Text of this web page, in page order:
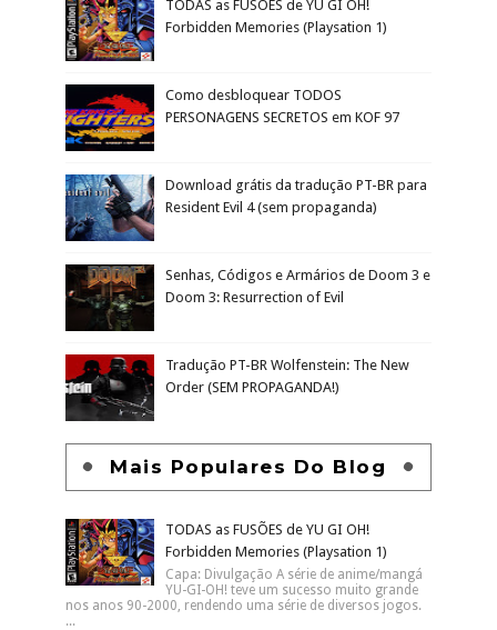
TODAS as FUSÕES de YU GI OH!
Forbidden Memories (Playsation 1)
Como desbloquear TODOS
PERSONAGENS SECRETOS em KOF 97
Download grátis da tradução PT-BR para
Resident Evil 4 (sem propaganda)
Senhas, Códigos e Armários de Doom 3 e
Doom 3: Resurrection of Evil
Tradução PT-BR Wolfenstein: The New
Order (SEM PROPAGANDA!)
Mais Populares Do Blog
TODAS as FUSÕES de YU GI OH!
Forbidden Memories (Playsation 1)
Capa: Divulgação A série de anime/mangá
YU-GI-OH! teve um sucesso muito grande
nos anos 90-2000, rendendo uma série de diversos jogos.
...